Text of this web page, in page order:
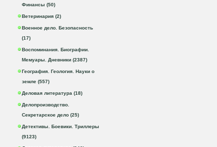
Финансы (50)
Ветеринария (2)
Военное дело. Безопасность
(17)
Воспоминания. Биографии.
Мемуары. Дневники (2387)
География. Геология. Науки о
земле (557)
Деловая литература (18)
Делопроизводство.
Секретарское дело (25)
Детективы. Боевики. Триллеры
(9123)